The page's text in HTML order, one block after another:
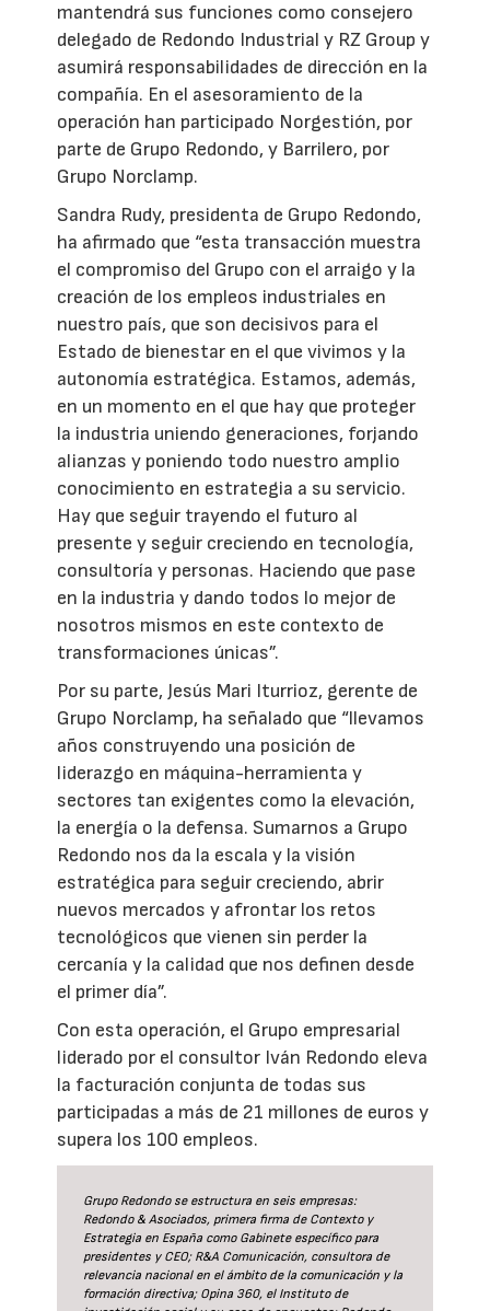
mantendrá sus funciones como consejero
delegado de Redondo Industrial y RZ Group y
asumirá responsabilidades de dirección en la
compañía. En el asesoramiento de la
operación han participado Norgestión, por
parte de Grupo Redondo, y Barrilero, por
Grupo Norclamp.
Sandra Rudy, presidenta de Grupo Redondo,
ha afirmado que “esta transacción muestra
el compromiso del Grupo con el arraigo y la
creación de los empleos industriales en
nuestro país, que son decisivos para el
Estado de bienestar en el que vivimos y la
autonomía estratégica. Estamos, además,
en un momento en el que hay que proteger
la industria uniendo generaciones, forjando
alianzas y poniendo todo nuestro amplio
conocimiento en estrategia a su servicio.
Hay que seguir trayendo el futuro al
presente y seguir creciendo en tecnología,
consultoría y personas. Haciendo que pase
en la industria y dando todos lo mejor de
nosotros mismos en este contexto de
transformaciones únicas”.
Por su parte, Jesús Mari Iturrioz, gerente de
Grupo Norclamp, ha señalado que “llevamos
años construyendo una posición de
liderazgo en máquina-herramienta y
sectores tan exigentes como la elevación,
la energía o la defensa. Sumarnos a Grupo
Redondo nos da la escala y la visión
estratégica para seguir creciendo, abrir
nuevos mercados y afrontar los retos
tecnológicos que vienen sin perder la
cercanía y la calidad que nos definen desde
el primer día”.
Con esta operación, el Grupo empresarial
liderado por el consultor Iván Redondo eleva
la facturación conjunta de todas sus
participadas a más de 21 millones de euros y
supera los 100 empleos.
Grupo Redondo se estructura en seis empresas:
Redondo & Asociados, primera firma de Contexto y
Estrategia en España como Gabinete específico para
presidentes y CEO; R&A Comunicación, consultora de
relevancia nacional en el ámbito de la comunicación y la
formación directiva; Opina 360, el Instituto de